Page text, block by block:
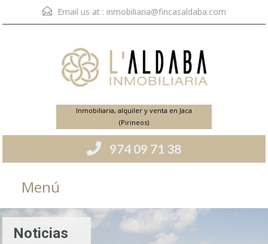
Email us at : inmobiliaria@fincasaldaba.com
Inmobiliaria, alquiler y venta en Jaca
(Pirineos)
974 09 71 38
Menú
Noticias